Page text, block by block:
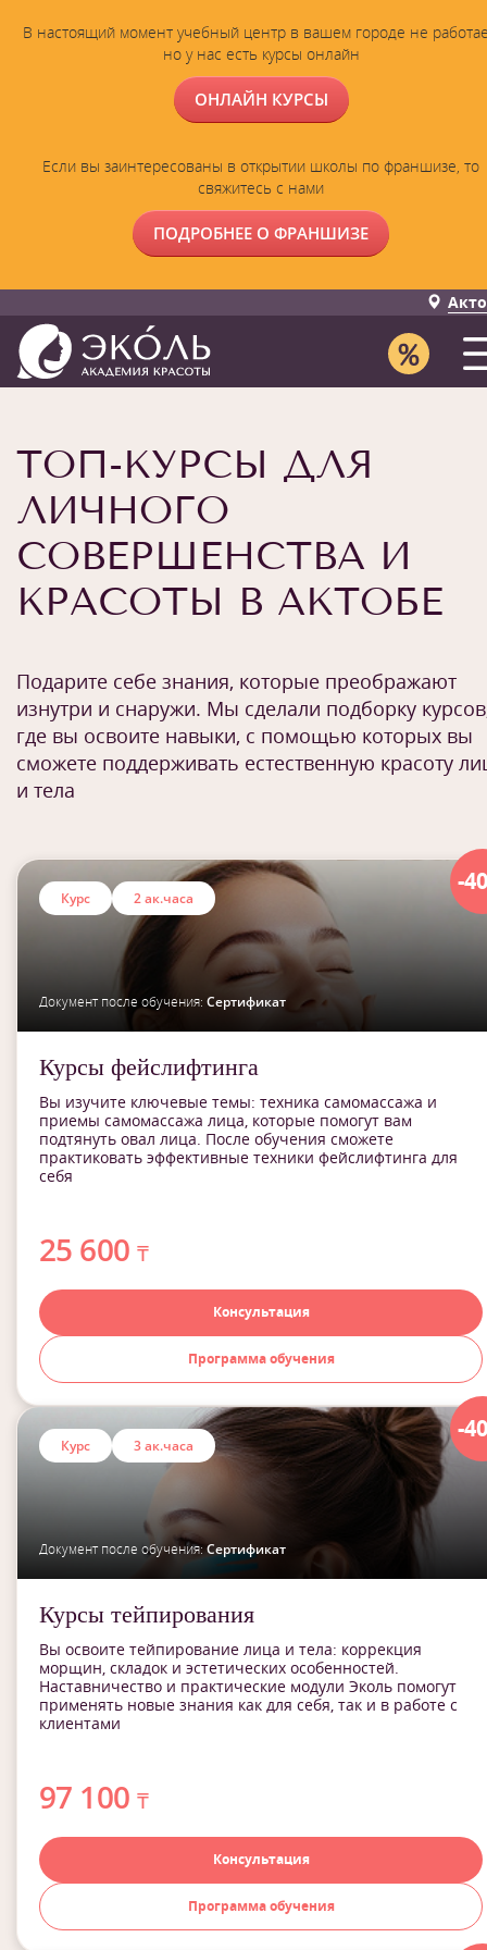
В настоящий момент учебный центр в вашем городе не
но у нас есть курсы онлайн
ОНЛАЙН КУРСЫ
Если вы заинтересованы в открытии школы по франшизе, то
свяжитесь с нами
ПОДРОБНЕЕ О ФРАНШИЗЕ
ТОП-КУРСЫ ДЛЯ
ЛИЧНОГО
СОВЕРШЕНСТВА И
КРАСОТЫ В АКТОБЕ
Подарите себе знания, которые преображают
изнутри и снаружи. Мы сделали подборку
где вы освоите навыки, с помощью которых вы
сможете поддерживать естественную красоту
и тела
-
Курс 2 ак.часа
Документ после обучения: Сертификат
Курсы фейслифтинга
Вы изучите ключевые темы: техника самомассажа и
приемы самомассажа лица, которые помогут вам
подтянуть овал лица. После обучения сможете
практиковать эффективные техники фейслифтинга для
себя
25 600₸
Консультация
Программа обучения
-
Курс 3 ак.часа
Документ после обучения: Сертификат
Курсы тейпирования
Вы освоите тейпирование лица и тела: коррекция
морщин, складок и эстетических особенностей.
Наставничество и практические модули Эколь помогут
применять новые знания как для себя, так и в работе с
клиентами
97 100₸
Консультация
Программа обучения